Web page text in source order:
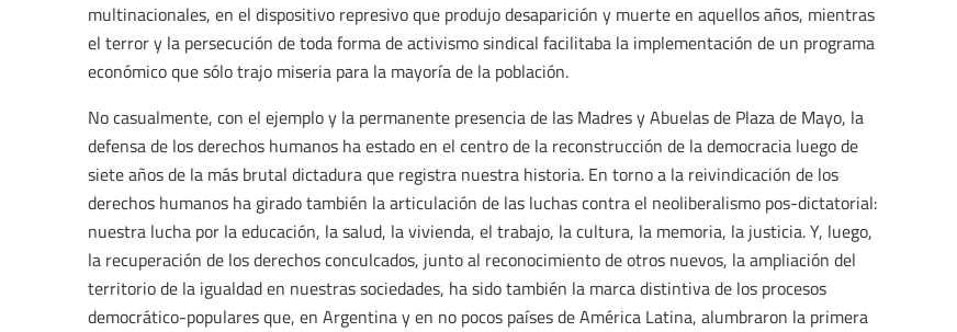
multinacionales, en el dispositivo represivo que produjo desaparición y muerte en aquellos años, mientras
el terror y la persecución de toda forma de activismo sindical facilitaba la implementación de un programa
económico que sólo trajo miseria para la mayoría de la población.
No casualmente, con el ejemplo y la permanente presencia de las Madres y Abuelas de Plaza de Mayo, la
defensa de los derechos humanos ha estado en el centro de la reconstrucción de la democracia luego de
siete años de la más brutal dictadura que registra nuestra historia. En torno a la reivindicación de los
derechos humanos ha girado también la articulación de las luchas contra el neoliberalismo pos-dictatorial:
nuestra lucha por la educación, la salud, la vivienda, el trabajo, la cultura, la memoria, la justicia. Y, luego,
la recuperación de los derechos conculcados, junto al reconocimiento de otros nuevos, la ampliación del
territorio de la igualdad en nuestras sociedades, ha sido también la marca distintiva de los procesos
democrático-populares que, en Argentina y en no pocos países de América Latina, alumbraron la primera